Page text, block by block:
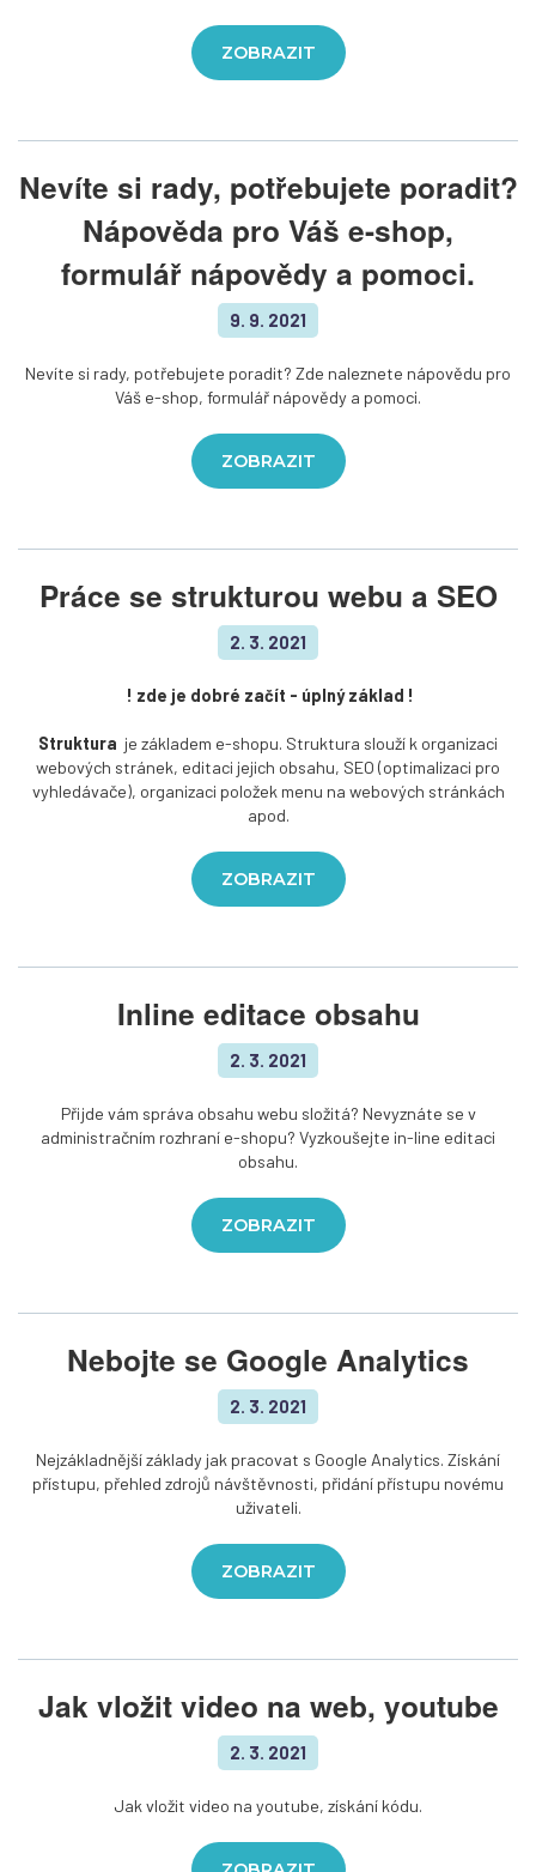
ZOBRAZIT
Nevíte si rady, potřebujete poradit?
Nápověda pro Váš e-shop,
formulář nápovědy a pomoci.
9. 9. 2021
Nevíte si rady, potřebujete poradit? Zde naleznete nápovědu pro
Váš e-shop, formulář nápovědy a pomoci.
ZOBRAZIT
Práce se strukturou webu a SEO
2. 3. 2021
! zde je dobré začít - úplný základ !
Struktura je základem e-shopu. Struktura slouží k organizaci
webových stránek, editaci jejich obsahu, SEO (optimalizaci pro
vyhledávače), organizaci položek menu na webových stránkách
apod.
ZOBRAZIT
Inline editace obsahu
2. 3. 2021
Přijde vám správa obsahu webu složitá? Nevyznáte se v
administračním rozhraní e-shopu? Vyzkoušejte in-line editaci
obsahu.
ZOBRAZIT
Nebojte se Google Analytics
2. 3. 2021
Nejzákladnější základy jak pracovat s Google Analytics. Získání
přístupu, přehled zdrojů návštěvnosti, přidání přístupu novému
uživateli.
ZOBRAZIT
Jak vložit video na web, youtube
2. 3. 2021
Jak vložit video na youtube, získání kódu.